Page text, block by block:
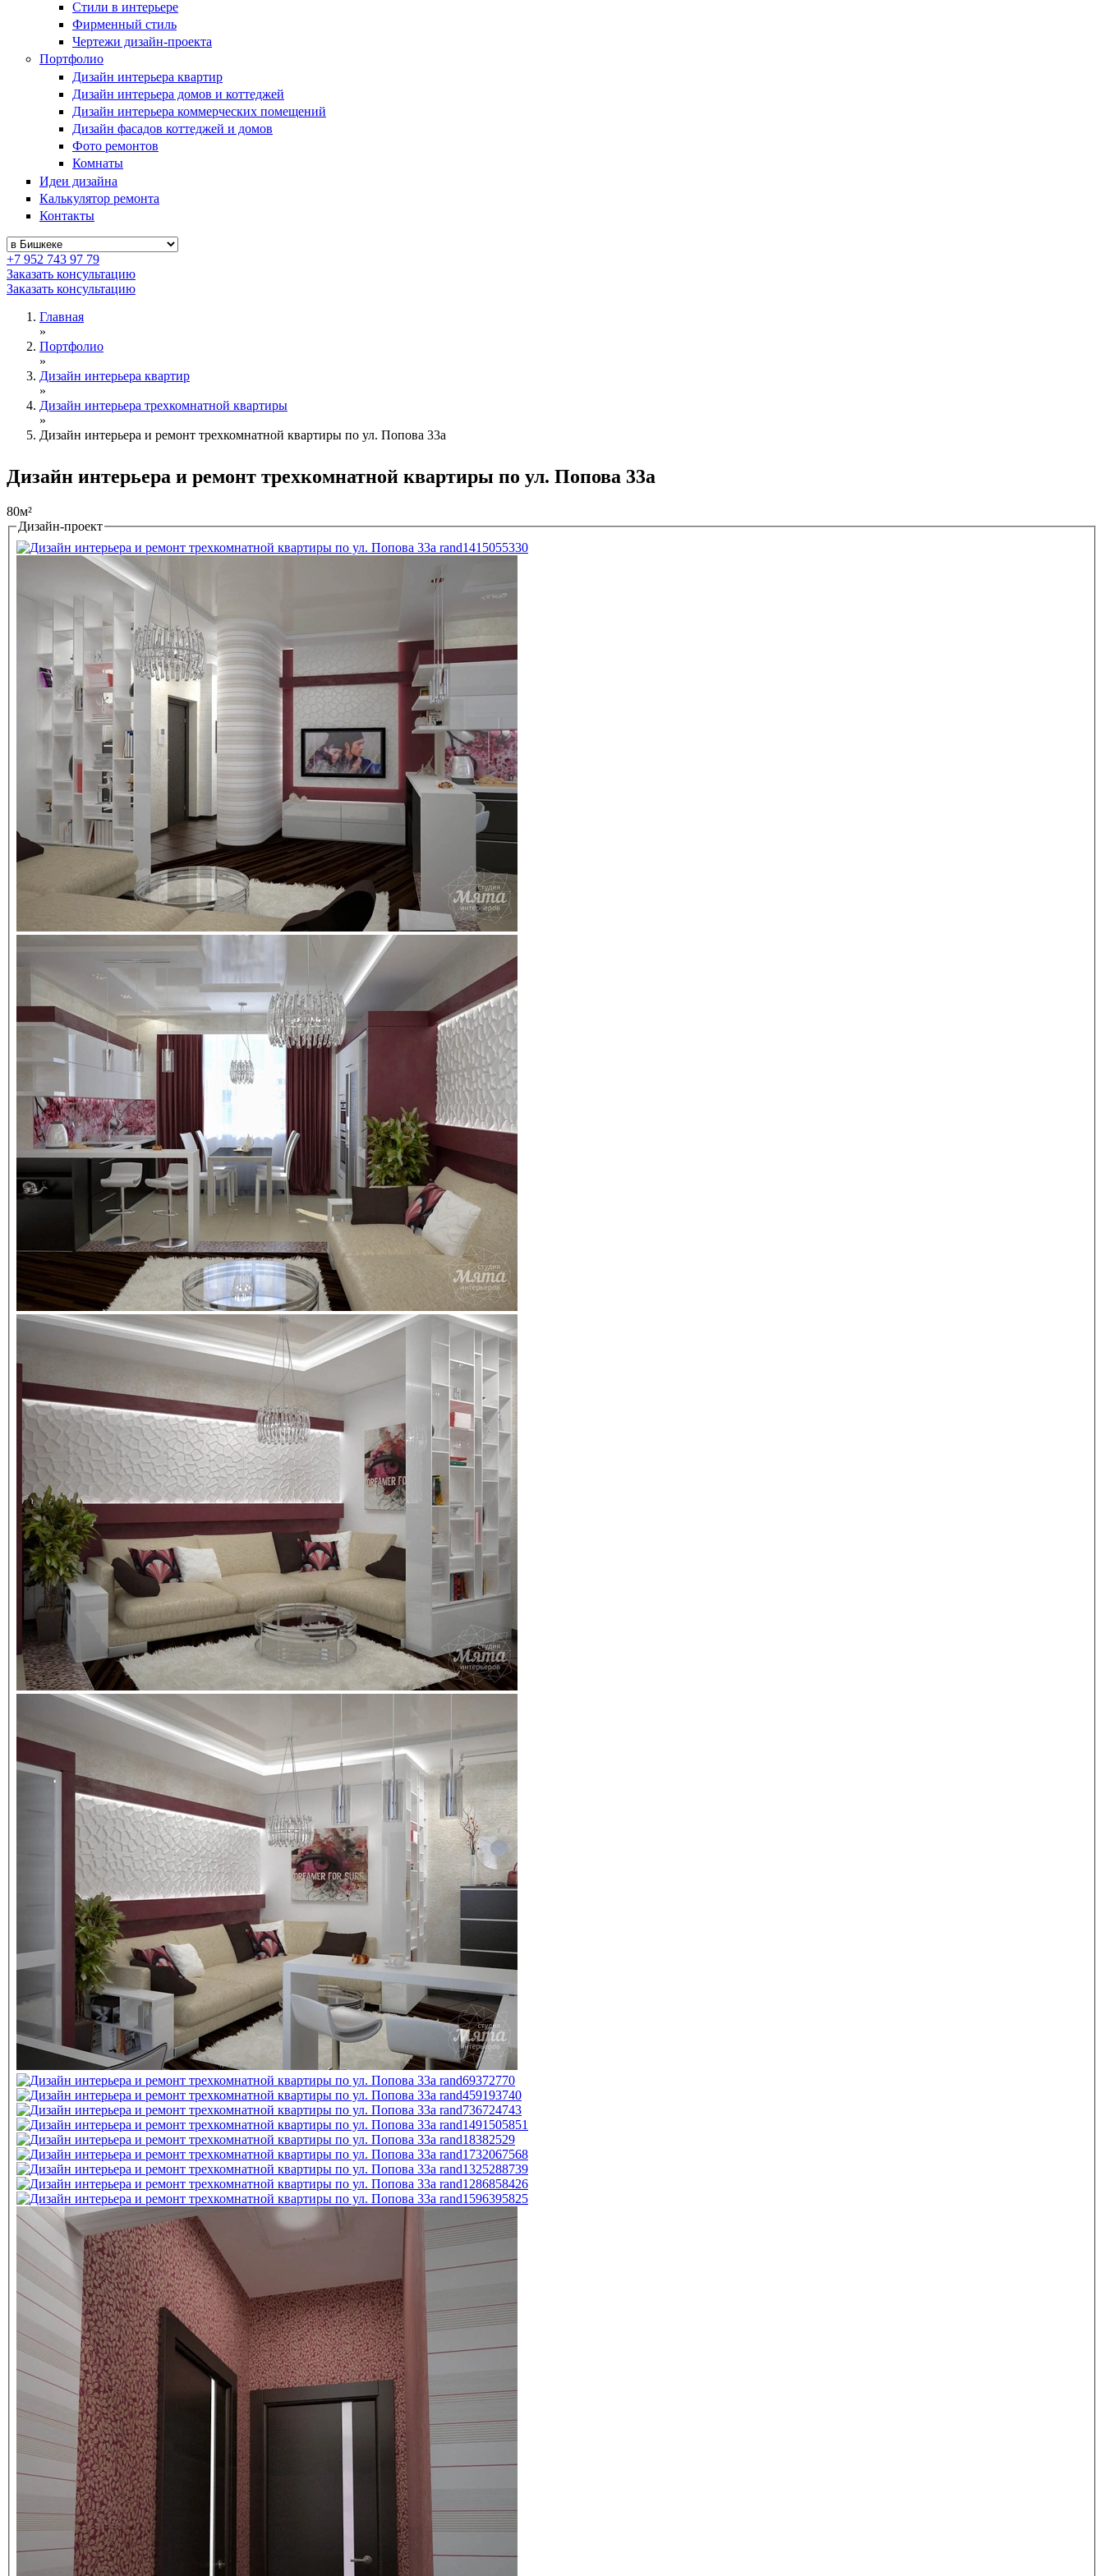
Стили в интерьере
Фирменный стиль
Чертежи дизайн-проекта
Портфолио
Дизайн интерьера квартир
Дизайн интерьера домов и коттеджей
Дизайн интерьера коммерческих помещений
Дизайн фасадов коттеджей и домов
Фото ремонтов
Комнаты
Идеи дизайна
Калькулятор ремонта
Контакты
+7 952 743 97 79
Заказать консультацию
Заказать консультацию
Главная
»
Портфолио
»
Дизайн интерьера квартир
»
Дизайн интерьера трехкомнатной квартиры
»
Дизайн интерьера и ремонт трехкомнатной квартиры по ул. Попова 33а
Дизайн интерьера и ремонт трехкомнатной квартиры по ул. Попова 33а
80м²
Tabs
Дизайн-проект